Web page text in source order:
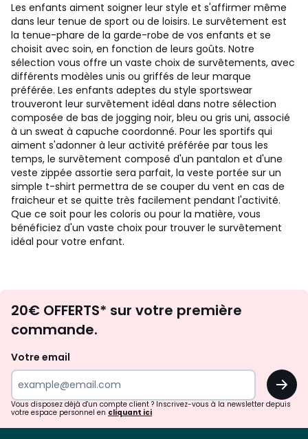
Les enfants aiment soigner leur style et s'affirmer même
dans leur tenue de sport ou de loisirs. Le survêtement est
la tenue-phare de la garde-robe de vos enfants et se
choisit avec soin, en fonction de leurs goûts. Notre
sélection vous offre un vaste choix de survêtements, avec
différents modèles unis ou griffés de leur marque
préférée. Les enfants adeptes du style sportswear
trouveront leur survêtement idéal dans notre sélection
composée de bas de jogging noir, bleu ou gris uni, associé
à un sweat à capuche coordonné. Pour les sportifs qui
aiment s'adonner à leur activité préférée par tous les
temps, le survêtement composé d'un pantalon et d'une
veste zippée assortie sera parfait, la veste portée sur un
simple t-shirt permettra de se couper du vent en cas de
fraicheur et se quitte très facilement pendant l'activité.
Que ce soit pour les coloris ou pour la matière, vous
bénéficiez d'un vaste choix pour trouver le survêtement
idéal pour votre enfant.
d'inspirations
surprises?
20€ OFFERTS* sur votre première
commande.
Votre email
OK
Vous disposez déjà d'un compte client ? Inscrivez-vous à la newsletter depuis
votre espace personnel en cliquant ici